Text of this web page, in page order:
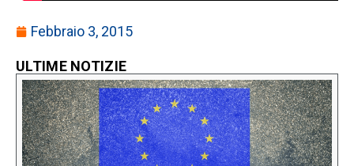
Febbraio 3, 2015
ULTIME NOTIZIE